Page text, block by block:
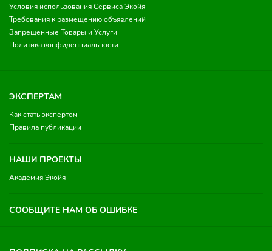
Условия использования Сервиса Экойя
Требования к размещению объявлений
Запрещенные Товары и Услуги
Политика конфиденциальности
ЭКСПЕРТАМ
Как стать экспертом
Правила публикации
НАШИ ПРОЕКТЫ
Академия Экойя
СООБЩИТЕ НАМ ОБ ОШИБКЕ